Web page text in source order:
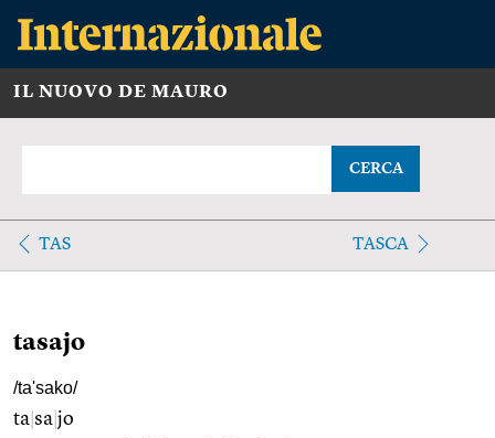
IL NUOVO DE MAURO
CERCA
TAS TASCA
tasajo
/ta'sako/
ta sa jo